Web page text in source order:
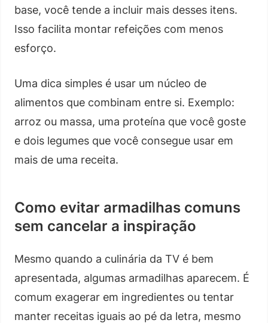
base, você tende a incluir mais desses itens.
Isso facilita montar refeições com menos
esforço.
Uma dica simples é usar um núcleo de
alimentos que combinam entre si. Exemplo:
arroz ou massa, uma proteína que você goste
e dois legumes que você consegue usar em
mais de uma receita.
Como evitar armadilhas comuns
sem cancelar a inspiração
Mesmo quando a culinária da TV é bem
apresentada, algumas armadilhas aparecem. É
comum exagerar em ingredientes ou tentar
manter receitas iguais ao pé da letra, mesmo